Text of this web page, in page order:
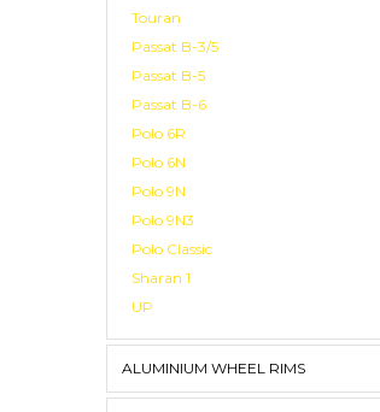
Touran
Passat B-3/5
Passat B-5
Passat B-6
Polo 6R
Polo 6N
Polo 9N
Polo 9N3
Polo Classic
Sharan 1
UP
ALUMINIUM WHEEL RIMS